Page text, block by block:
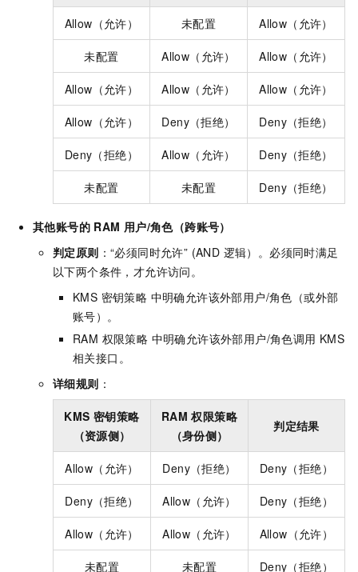
Allow（允许） 未配置 Allow（允许）
未配置 Allow（允许） Allow（允许）
Allow（允许） Allow（允许） Allow（允许）
Allow（允许） Deny（拒绝） Deny（拒绝）
Deny（拒绝） Allow（允许） Deny（拒绝）
未配置 未配置 Deny（拒绝）
其他账号的 RAM 用户/角色（跨账号）
判定原则 ：“必须同时允许” (AND 逻辑）。必须同时满足
以下两个条件，才允许访问。
KMS 密钥策略 中明确允许该外部用户/角色（或外部
账号）。
RAM 权限策略 中明确允许该外部用户/角色调用 KMS
相关接口。
详细规则 ：
KMS 密钥策略
（资源侧）
RAM 权限策略
（身份侧）
判定结果
Allow（允许） Deny（拒绝） Deny（拒绝）
Deny（拒绝） Allow（允许） Deny（拒绝）
Allow（允许） Allow（允许） Allow（允许）
未配置 未配置 Deny（拒绝）